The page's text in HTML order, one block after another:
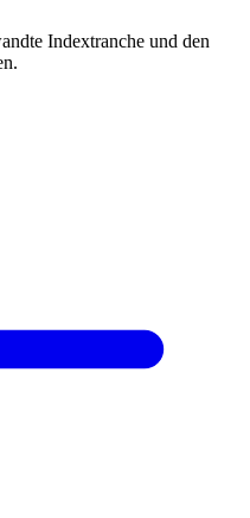
Indextranche und den